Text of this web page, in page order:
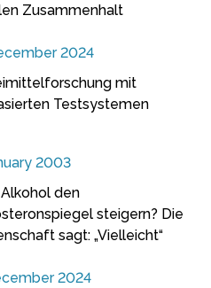
Zusammenhalt
2024
mit
Testsystemen
2003
den
steigern? Die
sagt: „Vielleicht“
2024